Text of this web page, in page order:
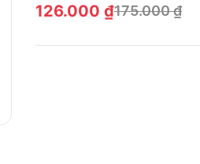
175.000₫
126.000 ₫